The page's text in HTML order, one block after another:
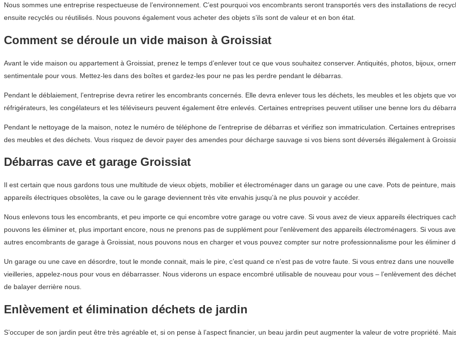
Nous sommes une entreprise respectueuse de l’environnement. C’est pourquoi vos encombrants seront transportés vers des installations de
ensuite recyclés ou réutilisés. Nous pouvons également vous acheter des objets s’ils sont de valeur et en bon état.
Comment se déroule un vide maison à Groissiat
Avant le vide maison ou appartement à Groissiat, prenez le temps d’enlever tout ce que vous souhaitez conserver. Antiquités, photos, bijoux,
sentimentale pour vous. Mettez-les dans des boîtes et gardez-les pour ne pas les perdre pendant le débarras.
Pendant le déblaiement, l’entreprise devra retirer les encombrants concernés. Elle devra enlever tous les déchets, les meubles et les objets que
réfrigérateurs, les congélateurs et les téléviseurs peuvent également être enlevés. Certaines entreprises peuvent utiliser une benne lors du
Pendant le nettoyage de la maison, notez le numéro de téléphone de l’entreprise de débarras et vérifiez son immatriculation. Certaines
des meubles et des déchets. Vous risquez de devoir payer des amendes pour décharge sauvage si vos biens sont déversés illégalement à
Débarras cave et garage Groissiat
Il est certain que nous gardons tous une multitude de vieux objets, mobilier et électroménager dans un garage ou une cave. Pots de peinture,
appareils électriques obsolètes, la cave ou le garage deviennent très vite envahis jusqu’à ne plus pouvoir y accéder.
Nous enlevons tous les encombrants, et peu importe ce qui encombre votre garage ou votre cave. Si vous avez de vieux appareils électriques
pouvons les éliminer et, plus important encore, nous ne prenons pas de supplément pour l’enlèvement des appareils électroménagers. Si vous
autres encombrants de garage à Groissiat, nous pouvons nous en charger et vous pouvez compter sur notre professionnalisme pour les éliminer
Un garage ou une cave en désordre, tout le monde connait, mais le pire, c’est quand ce n’est pas de votre faute. Si vous entrez dans une
vieilleries, appelez-nous pour vous en débarrasser. Nous viderons un espace encombré utilisable de nouveau pour vous – l’enlèvement des
de balayer derrière nous.
Enlèvement et élimination déchets de jardin
S’occuper de son jardin peut être très agréable et, si on pense à l’aspect financier, un beau jardin peut augmenter la valeur de votre propriété.